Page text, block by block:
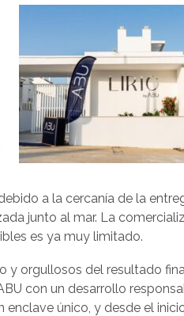
a la cercanía de la
junto al mar. La
es ya muy limitado.
y orgullosos del resultado
con un desarrollo
enclave único, y desde el